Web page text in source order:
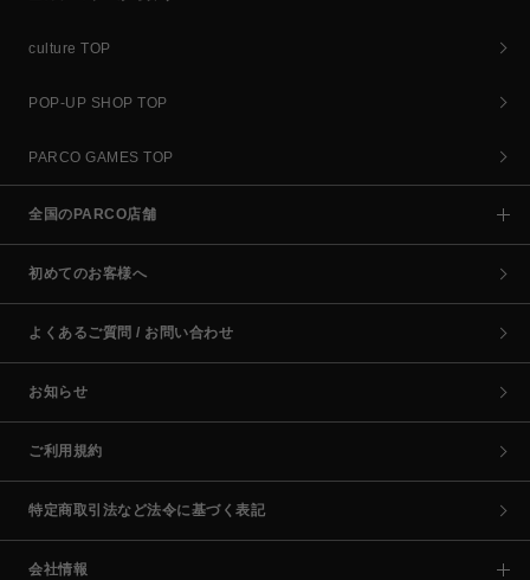
culture TOP
POP-UP SHOP TOP
PARCO GAMES TOP
全国のPARCO店舗
初めてのお客様へ
よくあるご質問 / お問い合わせ
お知らせ
ご利用規約
特定商取引法など法令に基づく表記
会社情報